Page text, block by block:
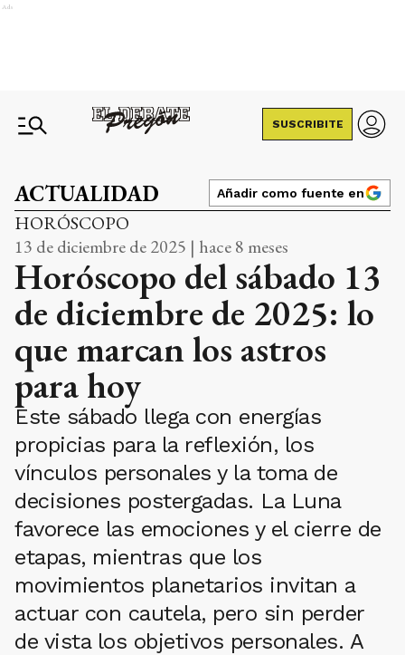
Ads
SUSCRIBITE
ACTUALIDAD Añadir como fuente en
HORÓSCOPO
13 de diciembre de 2025 | hace 8 meses
Horóscopo del sábado 13
de diciembre de 2025: lo
que marcan los astros
para hoy
Este sábado llega con energías
propicias para la reflexión, los
vínculos personales y la toma de
decisiones postergadas. La Luna
favorece las emociones y el cierre de
etapas, mientras que los
movimientos planetarios invitan a
actuar con cautela, pero sin perder
de vista los objetivos personales. A